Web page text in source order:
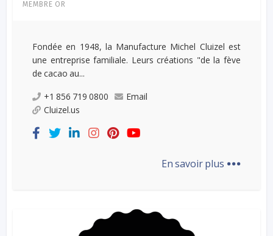
MEMBRE OR
Fondée en 1948, la Manufacture Michel Cluizel est
une entreprise familiale. Leurs créations "de la fève
de cacao au...
+1 856 719 0800
Email
Cluizel.us
En savoir plus ...